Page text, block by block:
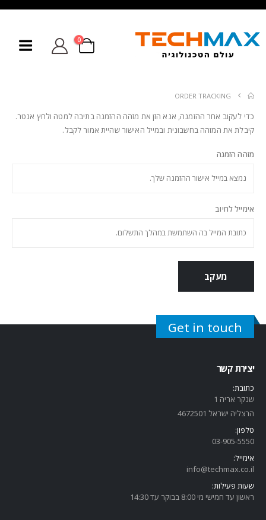
0
ORDER TRACKING
כדי לעקוב אחר ההזמנה, אנא הזן את מזהה ההזמנה בתיבה למטה ולחץ אנטר.
קיבלת את המזהה בחשבונית ובמייל האישור שהיית אמור לקבל.
מזהה הזמנה
אימייל לחיוב
מעקב
Get in touch
יצירת קשר
כתובת:
שנקר אריה 1
הרצליה ישראל 4672501
טלפון:
03-905-5550
אימייל:
info@techmax.co.il
שעות פעילות:
ראשון עד חמישי מי 8:00 בבוקר עד 14:30